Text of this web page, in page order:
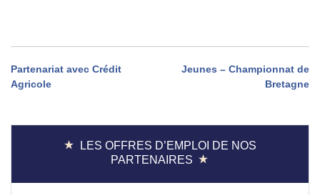
Navigation
de
l’article
Partenariat avec Crédit
Agricole
Jeunes – Championnat de
Bretagne
LES OFFRES D’EMPLOI DE NOS
PARTENAIRES